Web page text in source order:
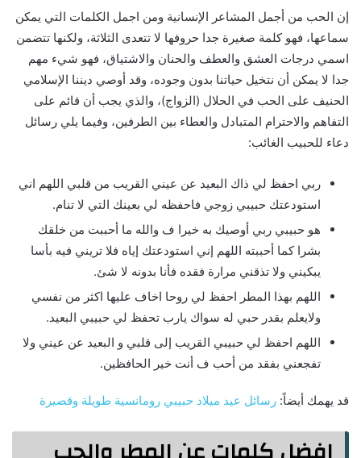
إن الحب من أجمل المشاعر الإنسانية ومن اجمل الكلمات التي يمكن
سماعها، فهو كلمة صغيرة جدا حروفها لا تتعدى الثلاثة، ولكنها تتضمن
اسمي درجات العشق والعطف والحنان والاشتياق، فهو شيء مهم
جدا لا يمكن أن نتخيل حياتنا بدون وجوده، وقد أوصي ديننا الإسلامي
الحنيف على الحب في الحلال (الزواج)، والذي يجب أن قائم على
التفاهم والاحترام المتبادل والعطاء بين الطرفين، وفيما يلي رسائل
دعاء للحبيب الغائب:
ربي احفظ لي ذاك البعيد عن عيني القريب من قلبي اللهم اني
استودعتك حبيبي زوجي فاحفظه لي بعينك التي لا تنام.
هو حبيبي ربي أوصيك به خيرا ف والله ما أحببت من خلقك
بشرا كما أحببته اللهم إني استودعتك إياه فلا تريني فيه بأسا
يبكيني ولا تذقني مرارة فقده فأنا بدونه لا شئ.
اللهم بهذا المطر احفظ لي روحا اخاف عليها اكثر من نفسي
ولايعلم بقدر حبي له سواك يارب تحفظ لي حبيبي البعيد.
اللهم احفظ لي حبيبي القريب إلى قلبي و البعيد عن عيني ولا
تفجعني بفقد من أحب ف أنت خير الحافظين.
قد يهمك أيضاً: رسائل عيد ميلاد حبيبي رومانسية طويلة وقصيرة